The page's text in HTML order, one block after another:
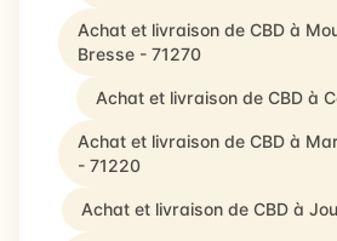
Achat et livraison de CBD à
Bresse - 71270
Achat et livraison de CBD à
Achat et livraison de CBD à
- 71220
Achat et livraison de CBD à